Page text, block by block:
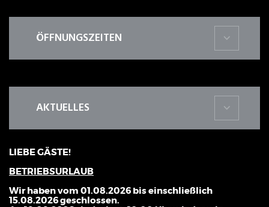
ÖFFNUNGSZEITEN
AKTUELLES
LIEBE GÄSTE!
BETRIEBSURLAUB
Wir haben vom 01.08.2026 bis einschließlich
15.08.2026 geschlossen.